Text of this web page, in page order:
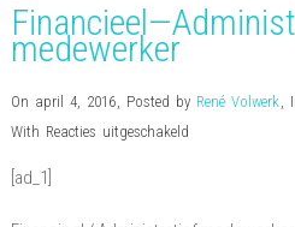
medewerker
On april 4, 2016, Posted by René Volwerk,
With Reacties uitgeschakeldvoor
Administratief-
[ad_1]